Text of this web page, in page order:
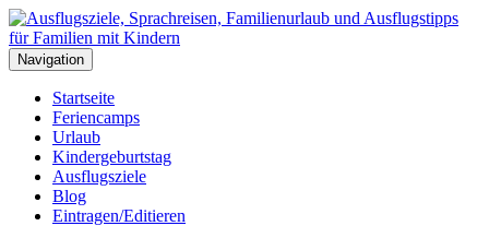
Navigation
Startseite
Feriencamps
Urlaub
Kindergeburtstag
Ausflugsziele
Blog
Eintragen/Editieren